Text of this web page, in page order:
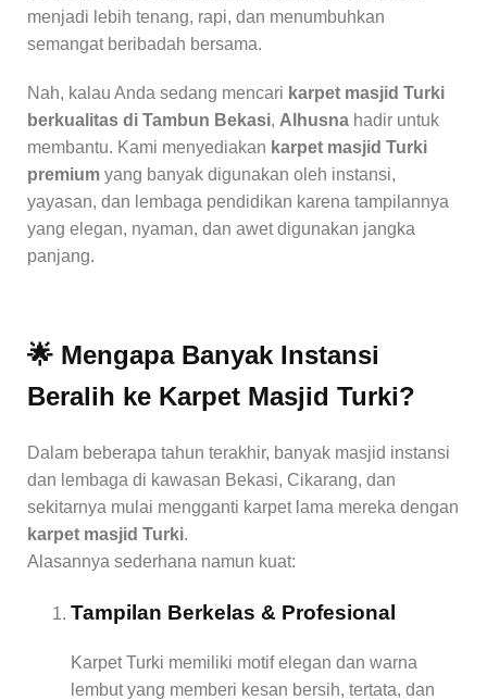
menjadi lebih tenang, rapi, dan menumbuhkan
semangat beribadah bersama.
Nah, kalau Anda sedang mencari karpet masjid Turki
berkualitas di Tambun Bekasi, Alhusna hadir untuk
membantu. Kami menyediakan karpet masjid Turki
premium yang banyak digunakan oleh instansi,
yayasan, dan lembaga pendidikan karena tampilannya
yang elegan, nyaman, dan awet digunakan jangka
panjang.
🌟 Mengapa Banyak Instansi
Beralih ke Karpet Masjid Turki?
Dalam beberapa tahun terakhir, banyak masjid instansi
dan lembaga di kawasan Bekasi, Cikarang, dan
sekitarnya mulai mengganti karpet lama mereka dengan
karpet masjid Turki.
Alasannya sederhana namun kuat:
Tampilan Berkelas & Profesional
Karpet Turki memiliki motif elegan dan warna
lembut yang memberi kesan bersih, tertata, dan